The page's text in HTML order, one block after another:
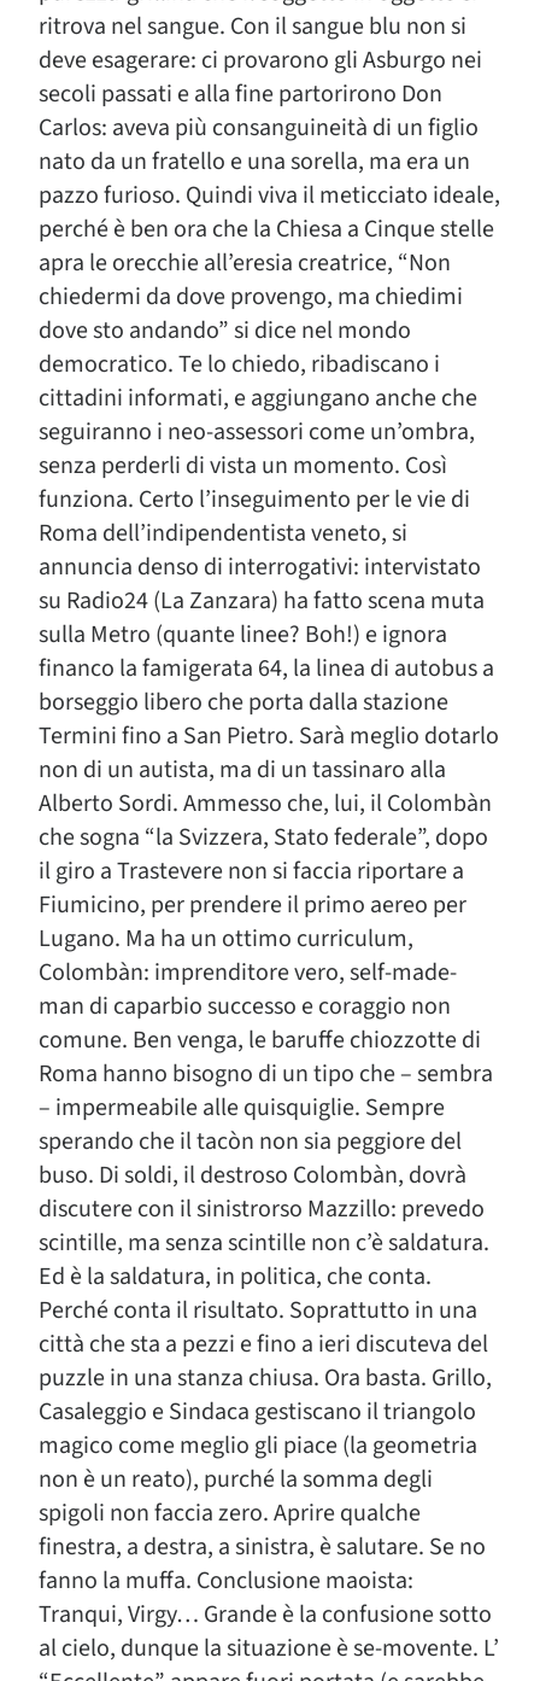
ritrova nel sangue. Con il sangue blu non si
deve esagerare: ci provarono gli Asburgo nei
secoli passati e alla fine partorirono Don
Carlos: aveva più consanguineità di un figlio
nato da un fratello e una sorella, ma era un
pazzo furioso. Quindi viva il meticciato ideale,
perché è ben ora che la Chiesa a Cinque stelle
apra le orecchie all’eresia creatrice, “Non
chiedermi da dove provengo, ma chiedimi
dove sto andando” si dice nel mondo
democratico. Te lo chiedo, ribadiscano i
cittadini informati, e aggiungano anche che
seguiranno i neo-assessori come un’ombra,
senza perderli di vista un momento. Così
funziona. Certo l’inseguimento per le vie di
Roma dell’indipendentista veneto, si
annuncia denso di interrogativi: intervistato
su Radio24 (La Zanzara) ha fatto scena muta
sulla Metro (quante linee? Boh!) e ignora
financo la famigerata 64, la linea di autobus a
borseggio libero che porta dalla stazione
Termini fino a San Pietro. Sarà meglio dotarlo
non di un autista, ma di un tassinaro alla
Alberto Sordi. Ammesso che, lui, il Colombàn
che sogna “la Svizzera, Stato federale”, dopo
il giro a Trastevere non si faccia riportare a
Fiumicino, per prendere il primo aereo per
Lugano. Ma ha un ottimo curriculum,
Colombàn: imprenditore vero, self-made-
man di caparbio successo e coraggio non
comune. Ben venga, le baruffe chiozzotte di
Roma hanno bisogno di un tipo che – sembra
– impermeabile alle quisquiglie. Sempre
sperando che il tacòn non sia peggiore del
buso. Di soldi, il destroso Colombàn, dovrà
discutere con il sinistrorso Mazzillo: prevedo
scintille, ma senza scintille non c’è saldatura.
Ed è la saldatura, in politica, che conta.
Perché conta il risultato. Soprattutto in una
città che sta a pezzi e fino a ieri discuteva del
puzzle in una stanza chiusa. Ora basta. Grillo,
Casaleggio e Sindaca gestiscano il triangolo
magico come meglio gli piace (la geometria
non è un reato), purché la somma degli
spigoli non faccia zero. Aprire qualche
finestra, a destra, a sinistra, è salutare. Se no
fanno la muffa. Conclusione maoista:
Tranqui, Virgy… Grande è la confusione sotto
al cielo, dunque la situazione è se-movente. L’